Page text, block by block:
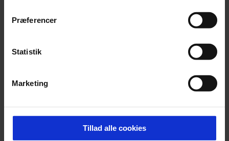
Præferencer
Statistik
Marketing
Tillad alle cookies